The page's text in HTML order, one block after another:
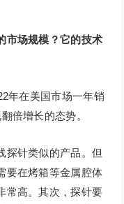
市场规模？它的技术
年在美国市场一年销
倍增长的态势。
探针类似的产品。但
要在烤箱等金属腔体
常高。其次，探针要